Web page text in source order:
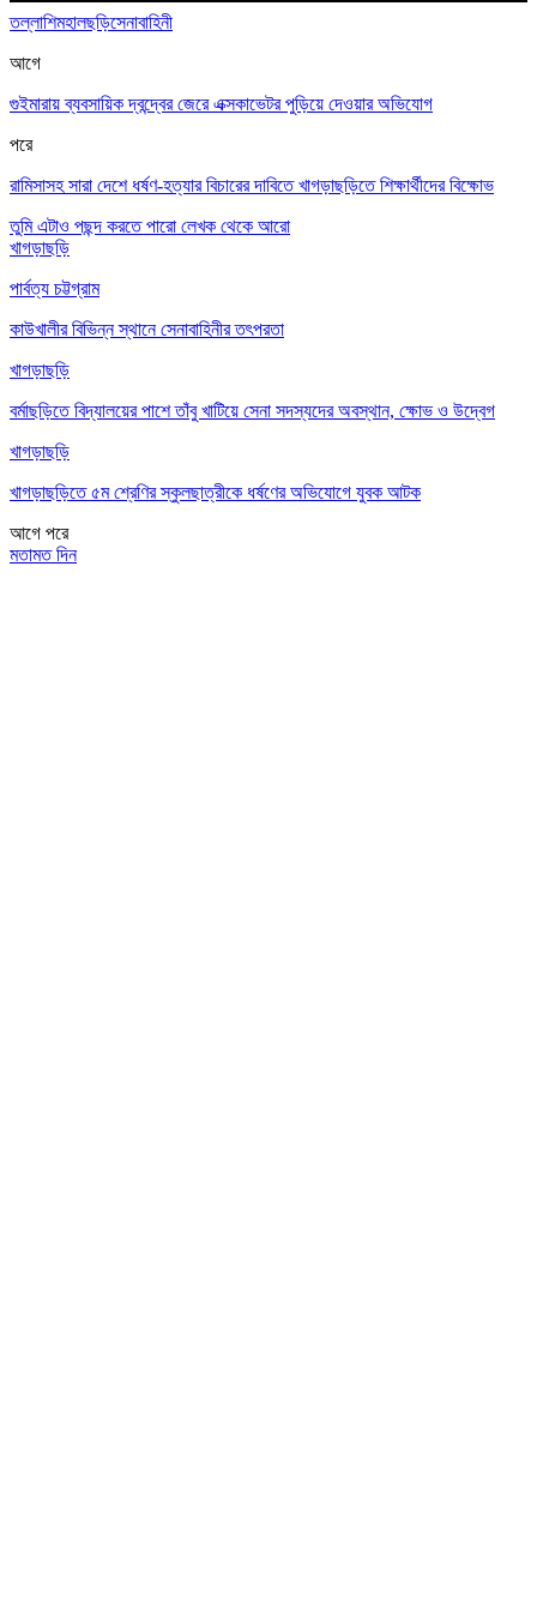
তল্লাশিমহালছড়িসেনাবাহিনী
আগে
গুইমারায় ব্যবসায়িক দ্বন্দ্বের জেরে এক্সকাভেটর পুড়িয়ে দেওয়ার অভিযোগ
পরে
রামিসাসহ সারা দেশে ধর্ষণ-হত্যার বিচারের দাবিতে খাগড়াছড়িতে শিক্ষার্থীদের বিক্ষোভ
তুমি এটাও পছন্দ করতে পারো লেখক থেকে আরো
খাগড়াছড়ি
পার্বত্য চট্টগ্রাম
কাউখালীর বিভিন্ন স্থানে সেনাবাহিনীর তৎপরতা
খাগড়াছড়ি
বর্মাছড়িতে বিদ্যালয়ের পাশে তাঁবু খাটিয়ে সেনা সদস্যদের অবস্থান, ক্ষোভ ও উদ্বেগ
খাগড়াছড়ি
খাগড়াছড়িতে ৫ম শ্রেণির স্কুলছাত্রীকে ধর্ষণের অভিযোগে যুবক আটক
আগে পরে
মতামত দিন